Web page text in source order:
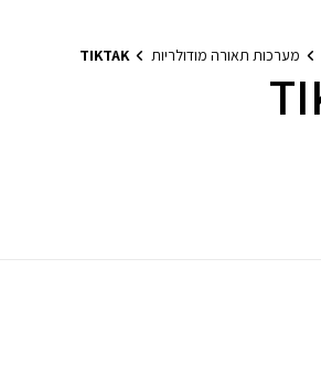
מערכות תאורה מודולריות TIKTAK